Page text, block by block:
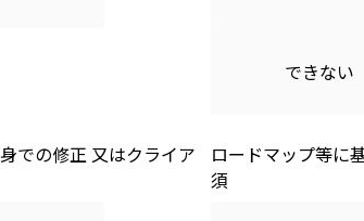
できない
での修正 又はクライア
ロードマップ等に